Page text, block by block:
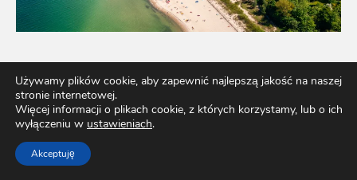
Władysławowo – przepis na udane wakacje nad
Bałtykiem
Używamy plików cookie, aby zapewnić najlepszą jakość na naszej
stronie internetowej.
Więcej informacji o plikach cookie, z których korzystamy, lub o ich
wyłączeniu w ustawieniach.
Akceptuję